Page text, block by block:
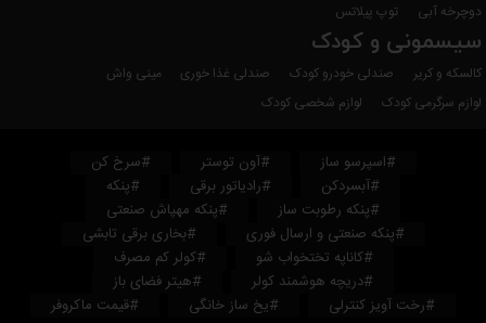
دوچرخه آبی
توپ پیلاتس
سیسمونی و کودک
کالسکه و کریر صندلی خودرو کودک صندلی غذا خوری
مینی واش
لوازم سرگرمی کودک
لوازم شخصی کودک
#اسپرسو ساز #آون توستر
#سرخ کن
#آبسردکن
#رادیاتور برقی
#پنکه
#پنکه رطوبت ساز
#پنکه مهپاش صنعتی
#پنکه صنعتی و ارسال فوری
#بخاری برقی تابشی
#کاناپه تختخواب شو
#کولر کم مصرف
#دریچه هوشمند کولر
#هیتر فضای باز
#رخت آویز کنترلی
#یخ ساز خانگی #قیمت ماکروفر